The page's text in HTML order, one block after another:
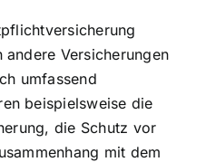
Versicherungen
umfassend
beispielsweise die
die Schutz vor
mit dem